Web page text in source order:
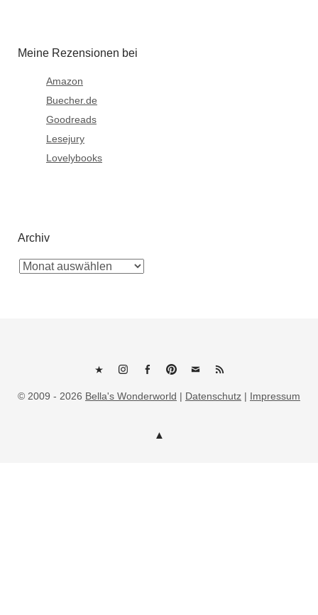
Meine Rezensionen bei
Amazon
Buecher.de
Goodreads
Lesejury
Lovelybooks
Archiv
BlueskyInstagramFacebookPinterest
E-
RSS
© 2009 - 2026 Bella's Wonderworld | Datenschutz | Impressum